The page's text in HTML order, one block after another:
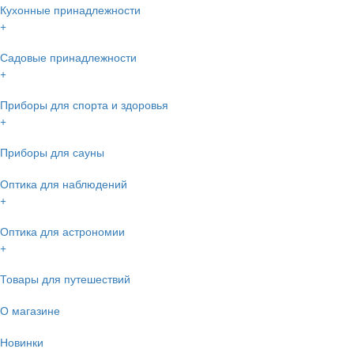
Кухонные принадлежности
+
Садовые принадлежности
+
Приборы для спорта и здоровья
+
Приборы для сауны
Оптика для наблюдений
+
Оптика для астрономии
+
Товары для путешествий
О магазине
Новинки